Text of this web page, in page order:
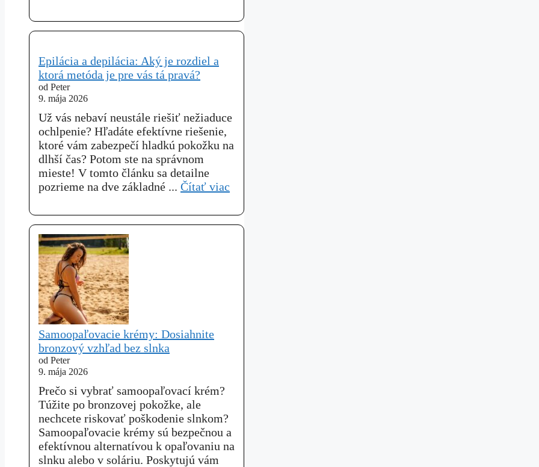
Epilácia a depilácia: Aký je rozdiel a
ktorá metóda je pre vás tá pravá?
od Peter
9. mája 2026
Už vás nebaví neustále riešiť nežiaduce
ochlpenie? Hľadáte efektívne riešenie,
ktoré vám zabezpečí hladkú pokožku na
dlhší čas? Potom ste na správnom
mieste! V tomto článku sa detailne
pozrieme na dve základné ... Čítať viac
Samoopaľovacie krémy: Dosiahnite
bronzový vzhľad bez slnka
od Peter
9. mája 2026
Prečo si vybrať samoopaľovací krém?
Túžite po bronzovej pokožke, ale
nechcete riskovať poškodenie slnkom?
Samoopaľovacie krémy sú bezpečnou a
efektívnou alternatívou k opaľovaniu na
slnku alebo v soláriu. Poskytujú vám